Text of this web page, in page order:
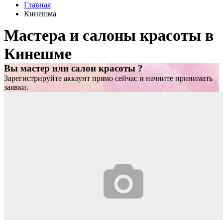
Главная
Кинешма
Мастера и салоны красоты в
Кинешме
Вы мастер или салон красоты ?
Зарегистрируйте аккаунт прямо сейчас и начните принимать
заявки.